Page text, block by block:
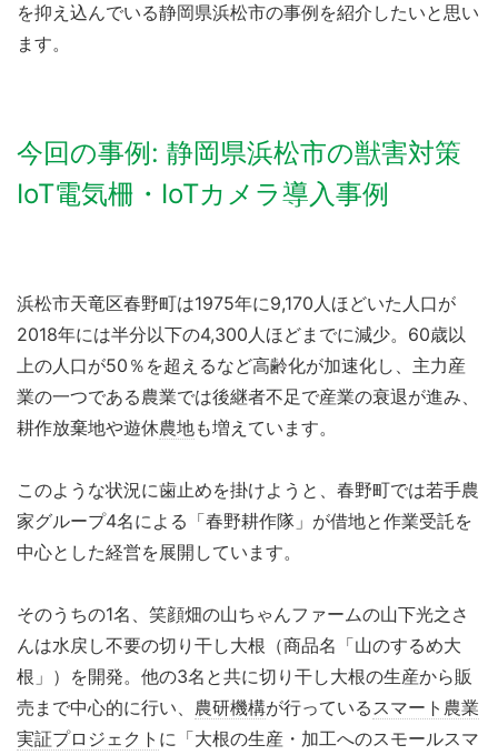
を抑え込んでいる静岡県浜松市の事例を紹介したいと思い
ます。
今回の事例: 静岡県浜松市の獣害対策
IoT電気柵・IoTカメラ導入事例
浜松市天竜区春野町は1975年に9,170人ほどいた人口が
2018年には半分以下の4,300人ほどまでに減少。60歳以
上の人口が50％を超えるなど高齢化が加速化し、主力産
業の一つである農業では後継者不足で産業の衰退が進み、
耕作放棄地や遊休農地も増えています。
このような状況に歯止めを掛けようと、春野町では若手農
家グループ4名による「春野耕作隊」が借地と作業受託を
中心とした経営を展開しています。
そのうちの1名、笑顔畑の山ちゃんファームの山下光之さ
んは水戻し不要の切り干し大根（商品名「山のするめ大
根」）を開発。他の3名と共に切り干し大根の生産から販
売まで中心的に行い、 農研機構が行っているスマート農業
実証プロジェクト に「大根の生産・加工へのスモールスマ